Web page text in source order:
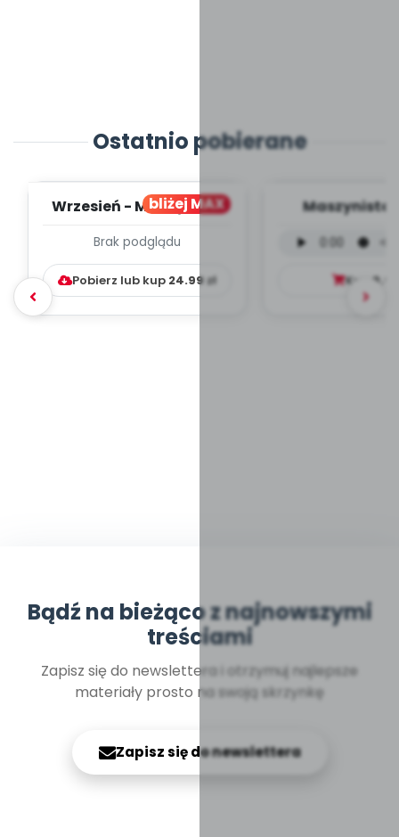
Ostatnio pobierane
bliżej MAX
Wrzesień - MIESIĘCZNY
WYCHOWAWCZO –
DYDAKTYC...
Brak podglądu
Pobierz lub kup 24.99zł
Maszynista
mp3)
Kup 9.99
Bądź na bieżąco z najnowszymi
treściami
Zapisz się do newslettera i otrzymuj najlepsze
materiały prosto na swoją skrzynkę
Zapisz się do newslettera